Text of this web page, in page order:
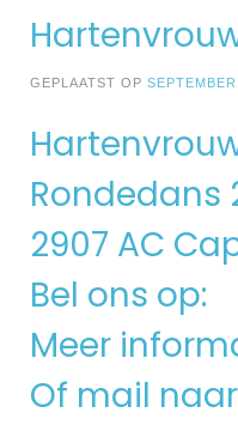
GEPLAATST OP
Rondedans
2907 AC
Bel ons op:
Meer
Of mail